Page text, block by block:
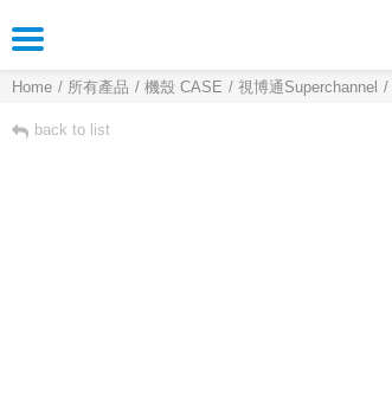
Home 所有產品 機殼 CASE 視博通Superchannel
back to list